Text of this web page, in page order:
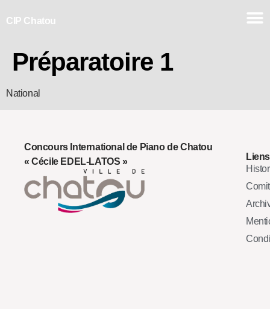
CIP Chatou
Préparatoire 1
National
Concours International de Piano de Chatou
« Cécile EDEL-LATOS »